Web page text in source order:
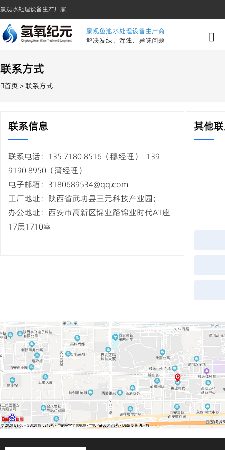
景观水处理设备生产厂家
景观鱼池水处理设备生产商
解决发绿、浑浊、异味问题
联系方式
首页 > 联系方式
联系信息
联系电话：135 7180 8516（穆经理） 139
9190 8950（蒲经理）
电子邮箱：3180689534@qq.com
工厂地址：陕西省武功县三元科技产业园；
办公地址：西安市高新区锦业路锦业时代A1座
17层1710室
其他